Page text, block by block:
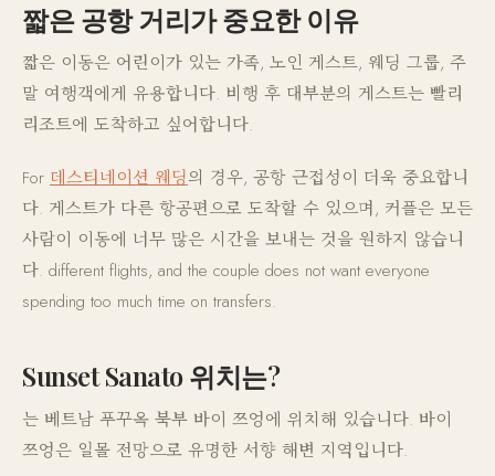
짧은 공항 거리가 중요한 이유
짧은 이동은 어린이가 있는 가족, 노인 게스트, 웨딩 그룹, 주
말 여행객에게 유용합니다. 비행 후 대부분의 게스트는 빨리
리조트에 도착하고 싶어합니다.
For 데스티네이션 웨딩의 경우, 공항 근접성이 더욱 중요합니
다. 게스트가 다른 항공편으로 도착할 수 있으며, 커플은 모든
사람이 이동에 너무 많은 시간을 보내는 것을 원하지 않습니
다. different flights, and the couple does not want everyone
spending too much time on transfers.
Sunset Sanato 위치는?
는 베트남 푸꾸옥 북부 바이 쯔엉에 위치해 있습니다. 바이
쯔엉은 일몰 전망으로 유명한 서향 해변 지역입니다.